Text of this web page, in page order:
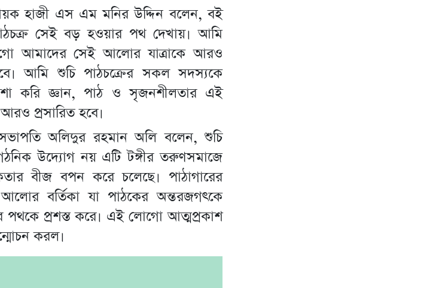
হাজী এস এম মনির উদ্দিন বলেন, বই
সেই বড় হওয়ার পথ দেখায়। আমি
আমাদের সেই আলোর যাত্রাকে আরও
আমি শুচি পাঠচক্রের সকল সদস্যকে
করি জ্ঞান, পাঠ ও সৃজনশীলতার এই
প্রসারিত হবে।
সভাপতি অলিদুর রহমান অলি বলেন, শুচি
উদ্যোগ নয় এটি টঙ্গীর তরুণসমাজে
বীজ বপন করে চলেছে। পাঠাগারের
বর্তিকা যা পাঠকের অন্তরজগৎকে
পথকে প্রশস্ত করে। এই লোগো আত্মপ্রকাশ
করল।